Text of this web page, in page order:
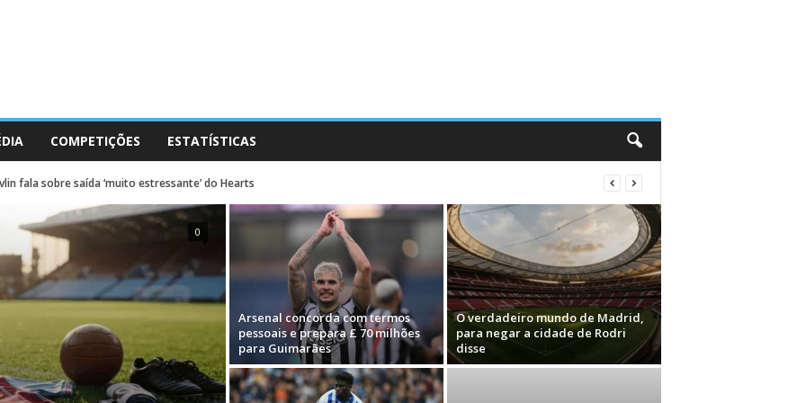
COMPETIÇÕES ESTATÍSTICAS
fala sobre saída ‘muito estressante’ do Hearts
0
Arsenal concorda com termos
pessoais e prepara £ 70 milhões
para Guimarães
O verdadeiro mundo de Madrid,
para negar a cidade de Rodri
disse